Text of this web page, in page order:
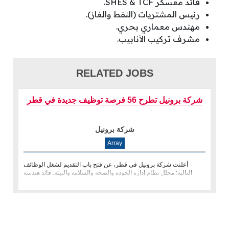
قائد معسكر SHES & TCF.
رئيس المشتريات (النفط والغاز).
مهندس معماري بحري.
مشرف تركيب الأنابيب.
RELATED JOBS
شركة برونيل تطرح 56 فرصة توظيف جديدة في قطر
شركة برونيل
Array
أعلنت شركة برونيل في قطر، عن فتح باب التقديم لشغل الوظائف
التالية: محلل نظام إدارة الجودة والصحة والسلامة والبيئة. قائد هندسة